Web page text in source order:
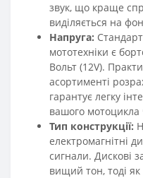
звук, що краще
виділяється на
Напруга:
мототехніки є
Вольт (12V).
асортименті
гарантує легку
вашого мотоцикла
Тип конструкції:
електромагнітні
сигнали. Дискові
вищий тон, тоді